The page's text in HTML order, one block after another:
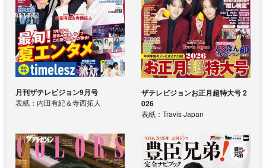
月刊ザテレビジョン9月号
表紙：内田有紀＆寺西拓人
ザテレビジョンお正月超特大号 2
026
表紙：Travis Japan